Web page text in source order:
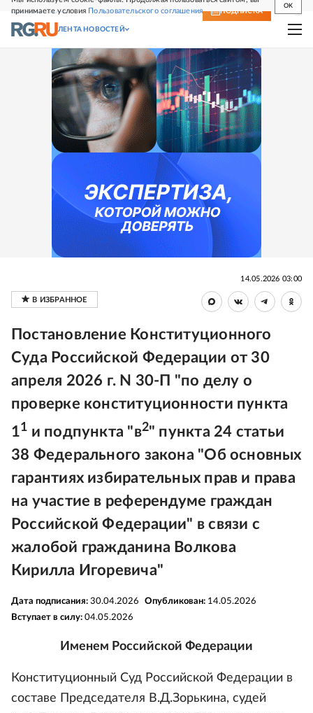
принимаете условия Пользовательского соглашения
OK
СВЕЖИЙ НОМЕР ПОДПИСКА
ЛЕНТА НОВОСТЕЙ
14.05.2026 03:00
Постановление Конституционного
Суда Российской Федерации от 30
апреля 2026 г. N 30-П "по делу о
проверке конституционности пункта
11 и подпункта "в2" пункта 24 статьи
38 Федерального закона "Об основных
гарантиях избирательных прав и права
на участие в референдуме граждан
Российской Федерации" в связи с
жалобой гражданина Волкова
Кирилла Игоревича"
Дата подписания: 30.04.2026 Опубликован: 14.05.2026
Вступает в силу: 04.05.2026
Именем Российской Федерации
Конституционный Суд Российской Федерации в
составе Председателя B.Д.Зорькина, судей